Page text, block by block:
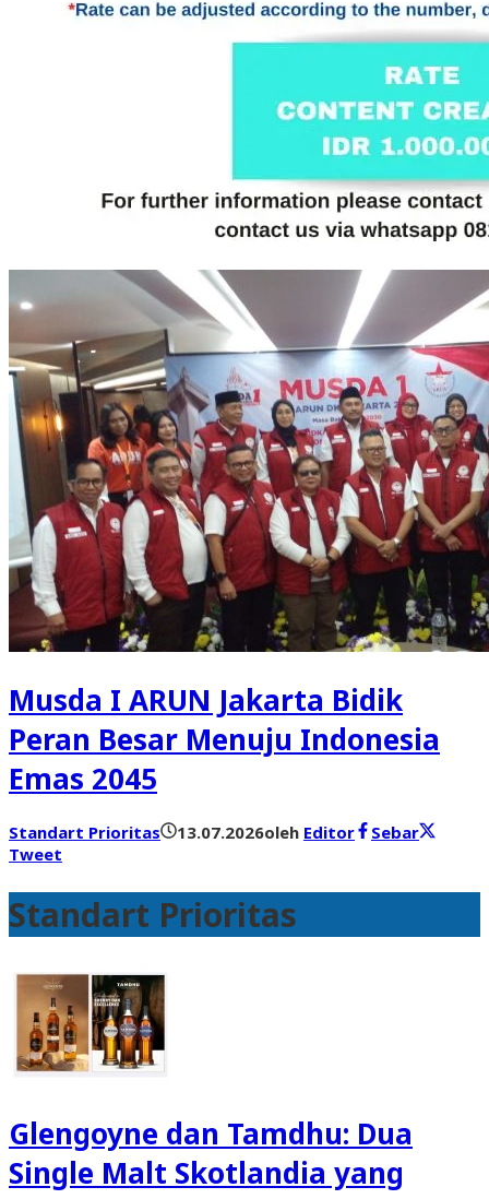
Musda I ARUN Jakarta Bidik
Peran Besar Menuju Indonesia
Emas 2045
Standart Prioritas 13.07.2026oleh Editor
Sebar
Tweet
Standart Prioritas
Glengoyne dan Tamdhu: Dua
Single Malt Skotlandia yang